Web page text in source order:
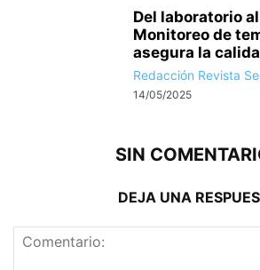
Del laboratorio
Monitoreo de
asegura la
Redacción Revista
14/05/2025
SIN
DEJA UNA